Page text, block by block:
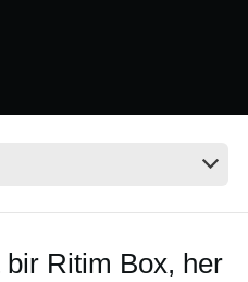
Ritim Box, her